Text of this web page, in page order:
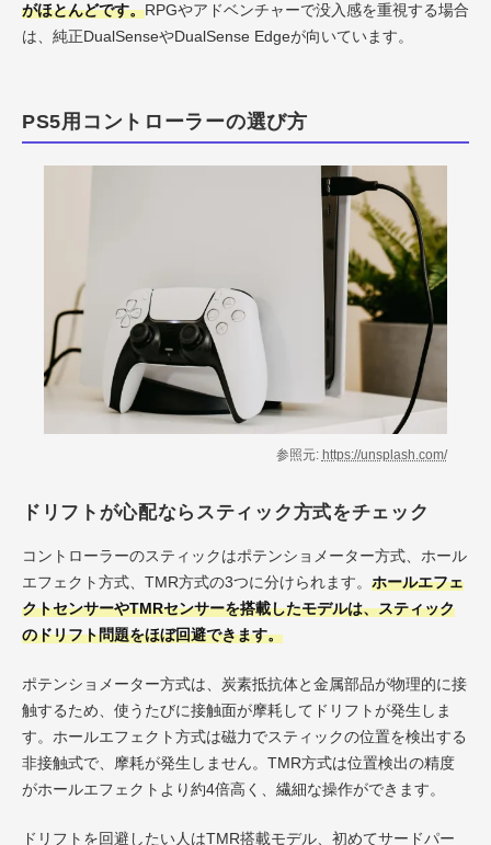
がほとんどです。RPGやアドベンチャーで没入感を重視する場合
は、純正DualSenseやDualSense Edgeが向いています。
PS5用コントローラーの選び方
参照元: https://unsplash.com/
ドリフトが心配ならスティック方式をチェック
コントローラーのスティックはポテンショメーター方式、ホール
エフェクト方式、TMR方式の3つに分けられます。 ホールエフェ
クトセンサーやTMRセンサーを搭載したモデルは、スティック
のドリフト問題をほぼ回避できます。
ポテンショメーター方式は、炭素抵抗体と金属部品が物理的に接
触するため、使うたびに接触面が摩耗してドリフトが発生しま
す。ホールエフェクト方式は磁力でスティックの位置を検出する
非接触式で、摩耗が発生しません。TMR方式は位置検出の精度
がホールエフェクトより約4倍高く、繊細な操作ができます。
ドリフトを回避したい人はTMR搭載モデル、初めてサードパー